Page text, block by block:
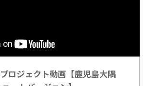
ロジェクト動画【鹿児島大隅